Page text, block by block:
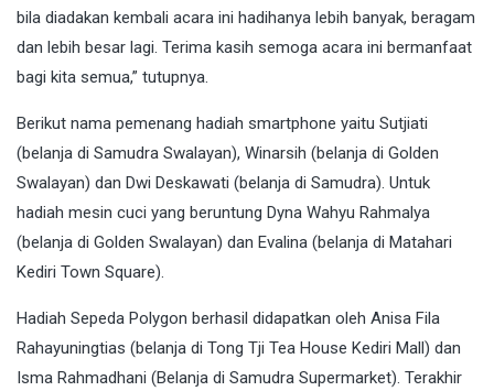
bila diadakan kembali acara ini hadihanya lebih banyak, beragam
dan lebih besar lagi. Terima kasih semoga acara ini bermanfaat
bagi kita semua,” tutupnya.
Berikut nama pemenang hadiah smartphone yaitu Sutjiati
(belanja di Samudra Swalayan), Winarsih (belanja di Golden
Swalayan) dan Dwi Deskawati (belanja di Samudra). Untuk
hadiah mesin cuci yang beruntung Dyna Wahyu Rahmalya
(belanja di Golden Swalayan) dan Evalina (belanja di Matahari
Kediri Town Square).
Hadiah Sepeda Polygon berhasil didapatkan oleh Anisa Fila
Rahayuningtias (belanja di Tong Tji Tea House Kediri Mall) dan
Isma Rahmadhani (Belanja di Samudra Supermarket). Terakhir